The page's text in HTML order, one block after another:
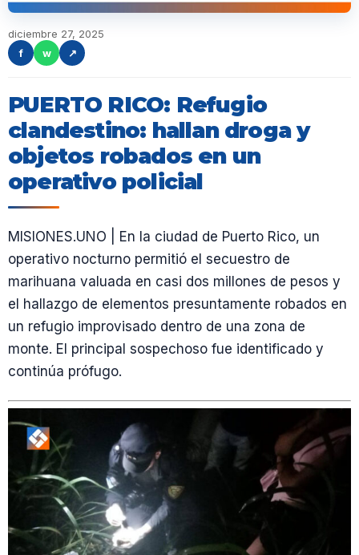
diciembre 27, 2025
f
w ↗
PUERTO RICO: Refugio
clandestino: hallan droga y
objetos robados en un
operativo policial
MISIONES.UNO | En la ciudad de Puerto Rico, un
operativo nocturno permitió el secuestro de
marihuana valuada en casi dos millones de pesos y
el hallazgo de elementos presuntamente robados en
un refugio improvisado dentro de una zona de
monte. El principal sospechoso fue identificado y
continúa prófugo.